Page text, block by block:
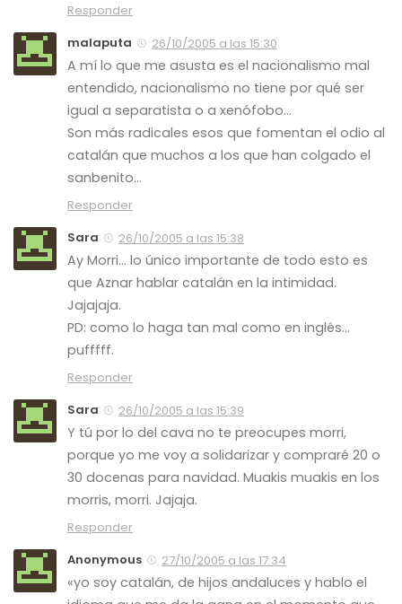
Responder
malaputa
26/10/2005 a las 15:30
A mí lo que me asusta es el nacionalismo mal
entendido, nacionalismo no tiene por qué ser
igual a separatista o a xenófobo…
Son más radicales esos que fomentan el odio al
catalán que muchos a los que han colgado el
sanbenito…
Responder
Sara
26/10/2005 a las 15:38
Ay Morri… lo único importante de todo esto es
que Aznar hablar catalán en la intimidad.
Jajajaja.
PD: como lo haga tan mal como en inglés…
pufffff.
Responder
Sara
26/10/2005 a las 15:39
Y tú por lo del cava no te preocupes morri,
porque yo me voy a solidarizar y compraré 20 o
30 docenas para navidad. Muakis muakis en los
morris, morri. Jajaja.
Responder
Anonymous
27/10/2005 a las 17:34
«yo soy catalán, de hijos andaluces y hablo el